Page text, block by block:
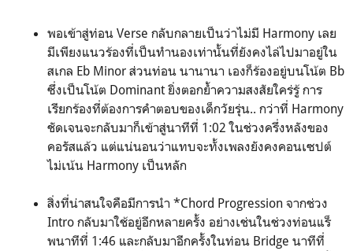
พอเข้าสู่ท่อน Verse กลับกลายเป็นว่าไม่มี Harmony เลย
มีเพียงแนวร้องที่เป็นทำนองเท่านั้นที่ยังคงไล่ไปมาอยู่ใน
สเกล Eb Minor ส่วนท่อน นานานา เองก็ร้องอยู่บนโน้ต Bb
ซึ่งเป็นโน้ต Dominant ยิ่งตอกย้ำความสงสัยใคร่รู้ การ
เรียกร้องที่ต้องการคำตอบของเด็กวัยรุ่น.. กว่าที่ Harmony
ชัดเจนจะกลับมาก็เข้าสู่นาทีที่ 1:02 ในช่วงครึ่งหลังของ
คอรัสแล้ว แต่แน่นอนว่าแทบจะทั้งเพลงยังคงคอนเซปต์
ไม่เน้น Harmony เป็นหลัก
สิ่งที่น่าสนใจคือมีการนำ *Chord Progression จากช่วง
Intro กลับมาใช้อยู่อีกหลายครั้ง อย่างเช่นในช่วงท่อนแร็
พนาทีที่ 1:46 และกลับมาอีกครั้งในท่อน Bridge นาทีที่